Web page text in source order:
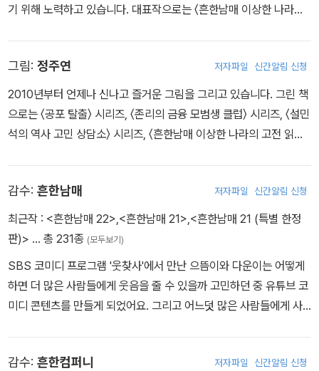
로, 으뜸이는 부잣집 막내아들로, 에이미는 그 집 하인으로 변신한다.
잔뜩 질린다.
마지막으로 간 곳은 <서동지전> 속 세계. 쥐로 변신한 으뜸이와 에이
미는 쥐들이 사는 동굴에서 잔치를 즐긴다. 흥겨운 잔치 자리에 불청
객인 다람쥐가 나타나서 소란을 피우자, 흔한남매는 직감적으로 다람
으뜸이와 에이미는 서동지의 억울함을 풀고 원래 세계로 돌아갈 수
있을까?
기 위해 노력하고 있습니다. 대표작으로는 〈흔한남매 이상한 나라의
머〉 등이 있습니다.
그림: 정주연 저자파일 신간알림 신청
2010년부터 언제나 신나고 즐거운 그림을 그리고 있습니다. 그린 책
으로는 〈공포 탈출〉 시리즈, 〈존리의 금융 모범생 클럽〉 시리즈, 〈설민
석의 역사 고민 상담소〉 시리즈, 〈흔한남매 이상한 나라의 고전 읽기〉
감수: 흔한남매 저자파일 신간알림 신청
최근작 : <흔한남매 22>,<흔한남매 21>,<흔한남매 21 (특별 한정
판)> … 총 231종 (모두보기)
SBS 코미디 프로그램 '웃찾사'에서 만난 으뜸이와 다운이는 어떻게
하면 더 많은 사람들에게 웃음을 줄 수 있을까 고민하던 중 유튜브 코
미디 콘텐츠를 만들게 되었어요. 그리고 어느덧 많은 사람들에게 사
감수: 흔한컴퍼니 저자파일 신간알림 신청